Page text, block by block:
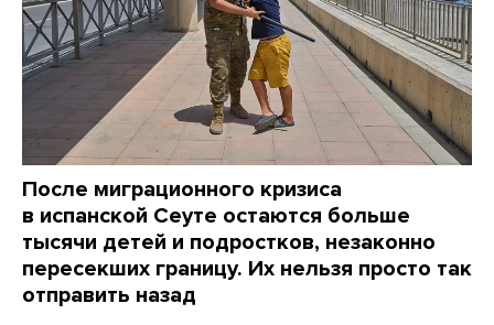
После миграционного кризиса
в испанской Сеуте остаются больше
тысячи детей и подростков, незаконно
пересекших границу. Их нельзя просто так
отправить назад